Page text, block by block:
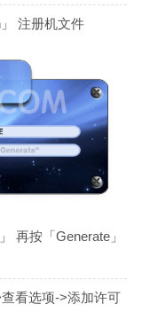
注册机文件
再按「Generate」
看选项->添加许可